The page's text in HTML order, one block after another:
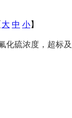
大 中 小】
化硫浓度，超标及